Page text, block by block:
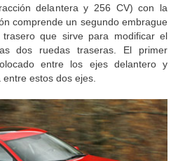
delantera y 256 CV) con la
comprende un segundo embrague
que sirve para modificar el
dos ruedas traseras. El primer
entre los ejes delantero y
estos dos ejes.